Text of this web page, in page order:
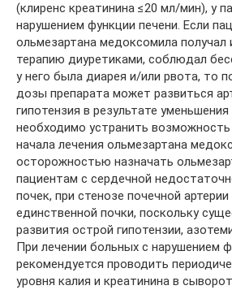
(клиренс креатинина ≤20 мл/мин), у
нарушением функции печени. Если
ольмезартана медоксомила получал
терапию диуретиками, соблюдал
у него была диарея и/или рвота, то
дозы препарата может развиться
гипотензия в результате
необходимо устранить
начала лечения ольмезартана
осторожностью назначать
пациентам с сердечной
почек, при стенозе почечной артерии
единственной почки, поскольку
развития острой гипотензии,
При лечении больных с нарушением
рекомендуется проводить
уровня калия и креатинина в